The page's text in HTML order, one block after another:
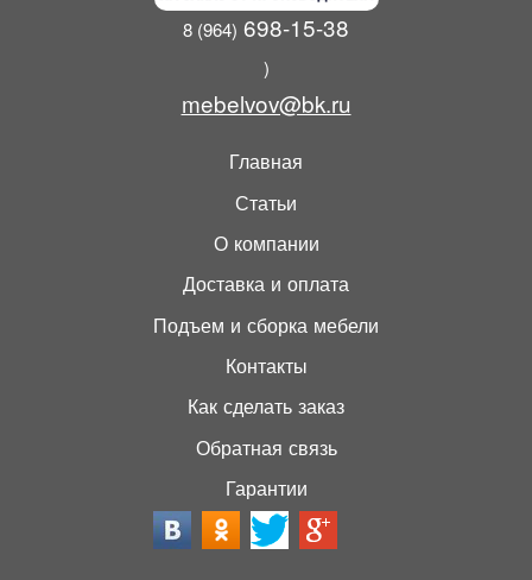
8 (964) 698-15-38
)
mebelvov@bk.ru
Главная
Статьи
О компании
Доставка и оплата
Подъем и сборка мебели
Контакты
Как сделать заказ
Обратная связь
Гарантии